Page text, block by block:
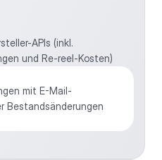
APIs (inkl.
und Re-reel-Kosten)
mit E-Mail-
Bestandsänderungen